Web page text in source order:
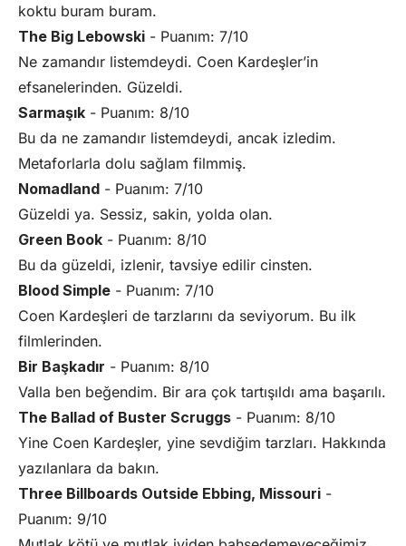
koktu buram buram.
The Big Lebowski - Puanım: 7/10
Ne zamandır listemdeydi. Coen Kardeşler’in
efsanelerinden. Güzeldi.
Sarmaşık - Puanım: 8/10
Bu da ne zamandır listemdeydi, ancak izledim.
Metaforlarla dolu sağlam filmmiş.
Nomadland - Puanım: 7/10
Güzeldi ya. Sessiz, sakin, yolda olan.
Green Book - Puanım: 8/10
Bu da güzeldi, izlenir, tavsiye edilir cinsten.
Blood Simple - Puanım: 7/10
Coen Kardeşleri de tarzlarını da seviyorum. Bu ilk
filmlerinden.
Bir Başkadır - Puanım: 8/10
Valla ben beğendim. Bir ara çok tartışıldı ama başarılı.
The Ballad of Buster Scruggs - Puanım: 8/10
Yine Coen Kardeşler, yine sevdiğim tarzları. Hakkında
yazılanlara da bakın.
Three Billboards Outside Ebbing, Missouri -
Puanım: 9/10